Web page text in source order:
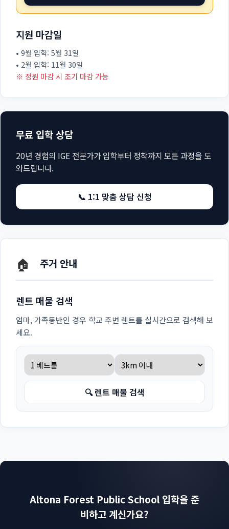
지원 마감일
• 9월 입학: 5월 31일
• 2월 입학: 11월 30일
※ 정원 마감 시 조기 마감 가능
무료 입학 상담
20년 경험의 IGE 전문가가 입학부터 정착까지 모든 과정을 도
와드립니다.
📞 1:1 맞춤 상담 신청
🏠 주거 안내
렌트 매물 검색
엄마, 가족동반인 경우 학교 주변 렌트를 실시간으로 검색해 보
세요.
🔍 렌트 매물 검색
Altona Forest Public School 입학을 준
비하고 계신가요?